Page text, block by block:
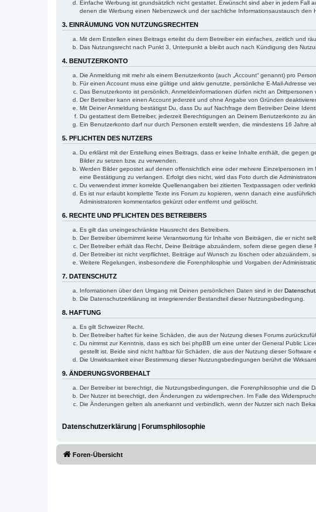
Einfache Werbung ist grundsätzlich nicht gestattet. Erwünscht sind aber in jedem Fall
denen die Werbung einen Nebenzweck und der sachliche Informationsaustausch den
3. EINRÄUMUNG VON NUTZUNGSRECHTEN
Mit dem Erstellen eines Beitrags erteilst du dem Betreiber ein einfaches, zeitlich und
Das Nutzungsrecht nach Punkt 3, Unterpunkt a bleibt auch nach Kündigung des
4. BENUTZERKONTO
Die Anmeldung mit mehr als einem Benutzerkonto (auch „Account“ genannt) pro
Für einen Account muss eine gültige und aktiv genutzte, persönliche E-Mail-Adresse
Das Benutzerkonto ist persönlich. Anmeldeinformationen dürfen nicht an Drittpersonen
Der Betreiber kann einen Account jederzeit und ohne Angabe von Gründen
Mit Deiner Anmeldung bestätigst Du, dass Du auf Nachfrage dem Betreiber Deine
Du gestattest dem Betreiber, jederzeit Berechtigungen an Deinem Benutzerkonto zu
Ein Benutzerkonto darf nur durch Personen erstellt werden, die mindestens 16 Jahre
5. PFLICHTEN DES NUTZERS
Du erklärst mit der Erstellung eines Beitrags, dass er keine Inhalte enthält, die gegen
Bilder zu setzen bzw. zu verwenden.
Werden Bilder gepostet auf denen offensichtlich eine oder mehrere Einzelpersonen
eine Bestätigung zu verlangen. Erfolgt dies nicht, wird das Foto durch die
Du verwendest immer korrekte Quellenangaben bei zitierten Textpassagen oder
Es ist nur erlaubt komplette Texte ins Forum zu kopieren, wenn danach eine
Administratoren kommentarlos gekürzt oder entfernt und gelöscht.
6. RECHTE UND PFLICHTEN DES BETREIBERS
Es gilt das uneingeschränkte Hausrecht des Betreibers.
Der Betreiber übernimmt keine Verantwortung für Inhalte von Beiträgen, die er nicht
Der Betreiber erhält das Recht, Deine Beiträge abzuändern, sofern diese gegen
Der Betreiber ist nicht verpflichtet, Beiträge auf Wunsch zu löschen oder abzuändern,
Weitere Regelungen, insbesondere die Forenphilosphie und Vorgaben der
7. DATENSCHUTZ
Informationen über den Umgang mit Deinen persönlichen Daten sind in der
Die Datenschutzerklärung ist integrierender Bestandteil dieser Nutzungsbedingung.
8. HAFTUNG
Es gilt Schweizer Recht.
Der Betreiber haftet für keine Schäden, die aus der Nutzung dieses Forums
Du nimmst zur Kenntnis, dass es sich bei phpBB um eine unter der General Public
gestellt ist. Beide sind nicht haftbar für Schäden, die aus der Nutzung dieser Software
Die Unwirksamkeit einer Bestimmung dieser Nutzungsbedingungen berührt die
9. ÄNDERUNGSVORBEHALT
Der Betreiber ist berechtigt, die Nutzungsbedingungen, die Forenphilosophie und die
Der Nutzer ist berechtigt, den Änderungen zu widersprechen. Im Falle des
Die Änderungen gelten als anerkannt und verbindlich, wenn der Nutzer sich nach
Datenschutzerklärung Forumsphilosophie
Foren-Übersicht